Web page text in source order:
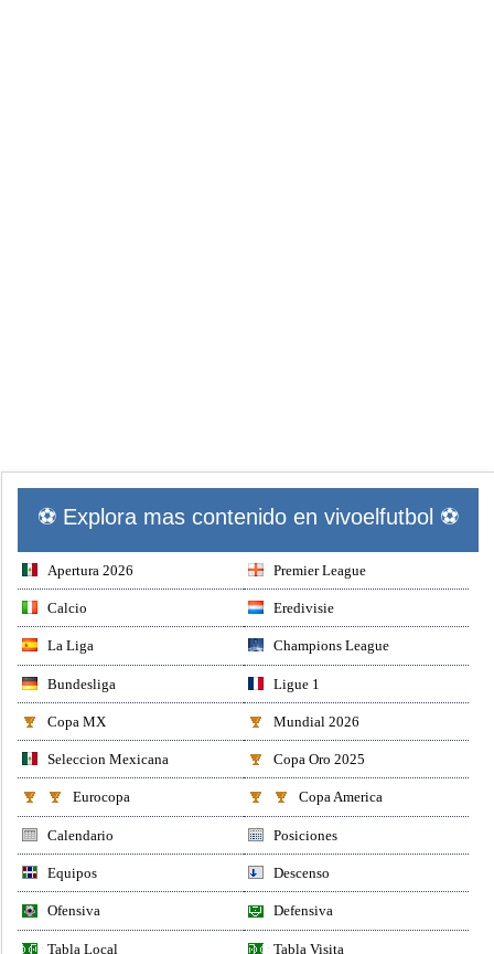
⚽ Explora mas contenido en vivoelfutbol ⚽
Apertura 2026 Premier League
Calcio Eredivisie
La Liga Champions League
Bundesliga Ligue 1
Copa MX Mundial 2026
Seleccion Mexicana Copa Oro 2025
Eurocopa Copa America
Calendario Posiciones
Equipos Descenso
Ofensiva Defensiva
Tabla Local Tabla Visita